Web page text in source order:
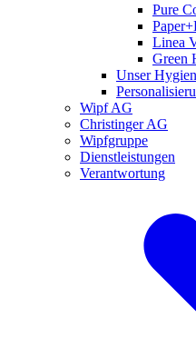
Pure
Linea
Green
Unser
Wipf AG
Christinger AG
Wipfgruppe
Dienstleistungen
Verantwortung